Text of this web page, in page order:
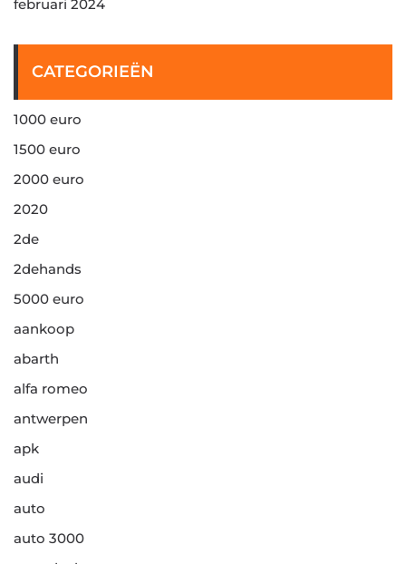
februari 2024
CATEGORIEËN
1000 euro
1500 euro
2000 euro
2020
2de
2dehands
5000 euro
aankoop
abarth
alfa romeo
antwerpen
apk
audi
auto
auto 3000